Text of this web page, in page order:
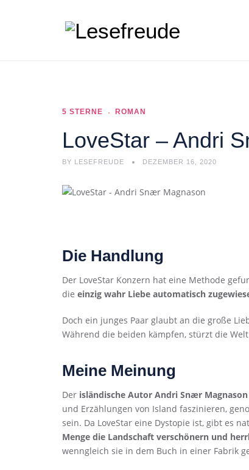
5 STERNE ROMAN
LoveStar – Andri
BY LESEFREUDE DEZEMBER 16, 2020
Die Handlung
Der LoveStar Konzern hat eine Methode
die einzig wahr Liebe automatisch
Doch ein junges Paar glaubt an die große
Während die beiden kämpfen, stürzt die Welt
Meine Meinung
Der isländische Autor Andri Snær Magnason
und Erzählungen von Island faszinieren,
sein. Da LoveStar eine Dystopie ist, gibt es
Menge die Landschaft verschönern und
wenngleich sie in dem Buch in einer Fabrik